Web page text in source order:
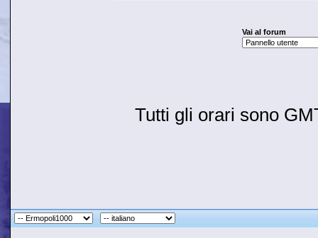
Vai al forum
Tutti gli orari sono